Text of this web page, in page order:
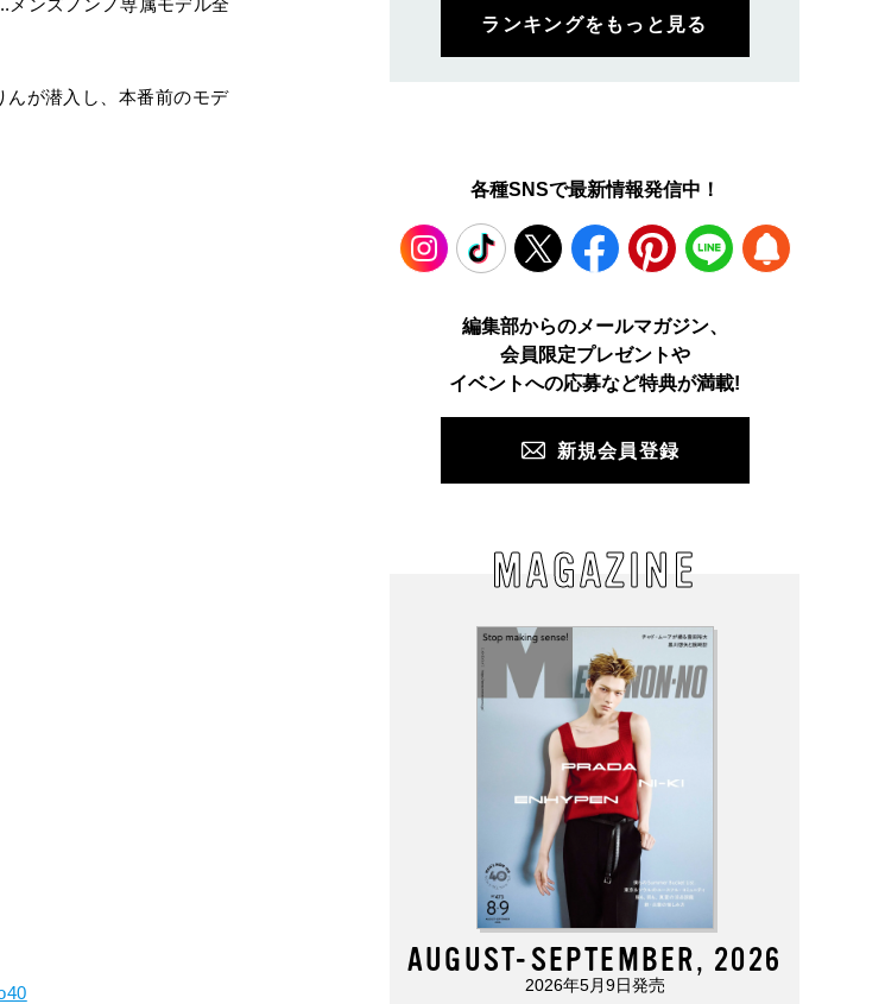
が潜入し、本番前のモデ
ランキングをもっと見る
各種SNSで最新情報発信中！
TikTok Facebook Pinterest LINE
編集部からのメールマガジン、
会員限定プレゼントや
イベントへの応募など特典が満載!
新規会員登録
MAGAZINE
AUGUST-SEPTEMBER, 2026
2026年5月9日発売